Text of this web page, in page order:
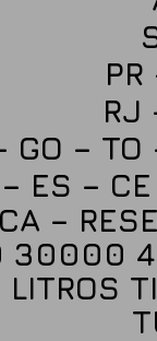
RJ
GO –
ES –
–
30000